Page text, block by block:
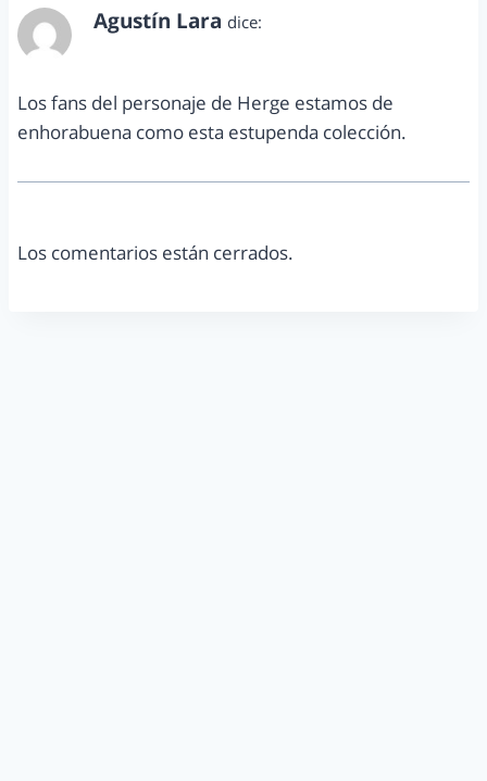
Agustín Lara dice:
Los fans del personaje de Herge estamos de
enhorabuena como esta estupenda colección.
Los comentarios están cerrados.